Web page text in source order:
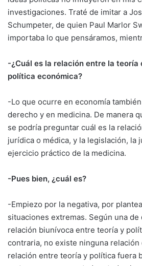
investigaciones. Traté de imitar a
Schumpeter, de quien Paul Marlor
importaba lo que pensáramos,
-¿Cuál es la relación entre la teoría
política económica?
-Lo que ocurre en economía
derecho y en medicina. De manera
se podría preguntar cuál es la
jurídica o médica, y la legislación, la
ejercicio práctico de la medicina.
-Pues bien, ¿cuál es?
-Empiezo por la negativa, por
situaciones extremas. Según una de
relación biunívoca entre teoría y
contraria, no existe ninguna relación
relación entre teoría y política fuera